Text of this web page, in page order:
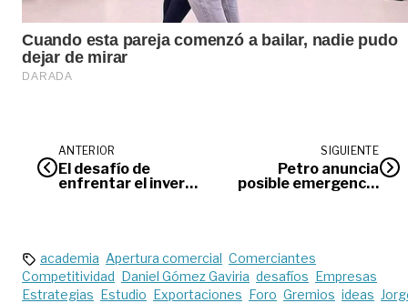
ANTERIOR
El desafío de
enfrentar el inverno
SIGUIENTE
Petro anuncia
posible emergencia
academia Apertura comercial Comerciantes
Competitividad Daniel Gómez Gaviria desafíos Empresas
Estrategias Estudio Exportaciones Foro Gremios ideas